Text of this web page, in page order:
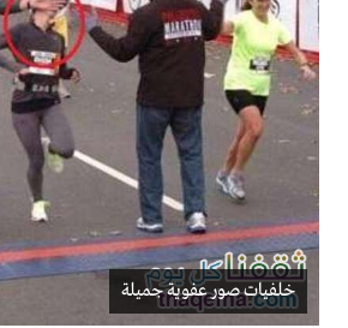
خلفيات صور عفوية جميلة